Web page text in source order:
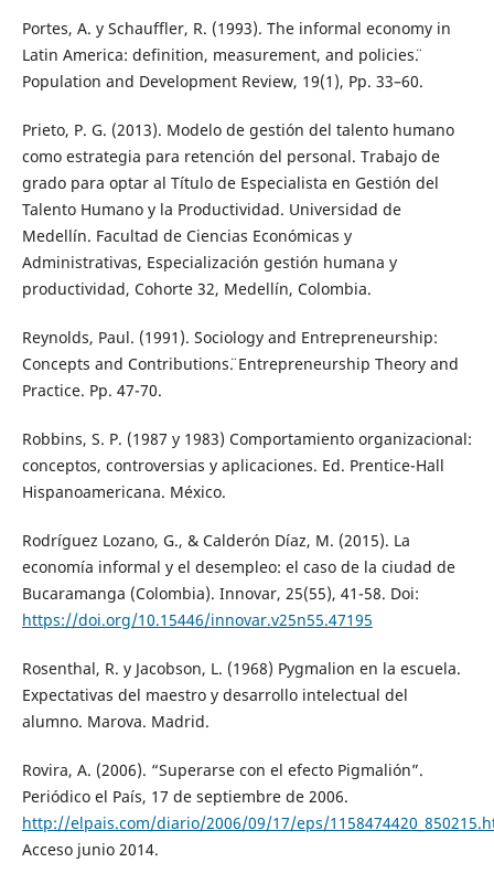
Portes, A. y Schauffler, R. (1993). ¨The informal economy in
Latin America: definition, measurement, and policies¨.
Population and Development Review, 19(1), Pp. 33–60.
Prieto, P. G. (2013). Modelo de gestión del talento humano
como estrategia para retención del personal. Trabajo de
grado para optar al Título de Especialista en Gestión del
Talento Humano y la Productividad. Universidad de
Medellín. Facultad de Ciencias Económicas y
Administrativas, Especialización gestión humana y
productividad, Cohorte 32, Medellín, Colombia.
Reynolds, Paul. (1991). ¨Sociology and Entrepreneurship:
Concepts and Contributions¨. Entrepreneurship Theory and
Practice. Pp. 47-70.
Robbins, S. P. (1987 y 1983) Comportamiento organizacional:
conceptos, controversias y aplicaciones. Ed. Prentice-Hall
Hispanoamericana. México.
Rodríguez Lozano, G., & Calderón Díaz, M. (2015). La
economía informal y el desempleo: el caso de la ciudad de
Bucaramanga (Colombia). Innovar, 25(55), 41-58. Doi:
https://doi.org/10.15446/innovar.v25n55.47195
Rosenthal, R. y Jacobson, L. (1968) Pygmalion en la escuela.
Expectativas del maestro y desarrollo intelectual del
alumno. Marova. Madrid.
Rovira, A. (2006). “Superarse con el efecto Pigmalión”.
Periódico el País, 17 de septiembre de 2006.
http://elpais.com/diario/2006/09/17/eps/
Acceso junio 2014.